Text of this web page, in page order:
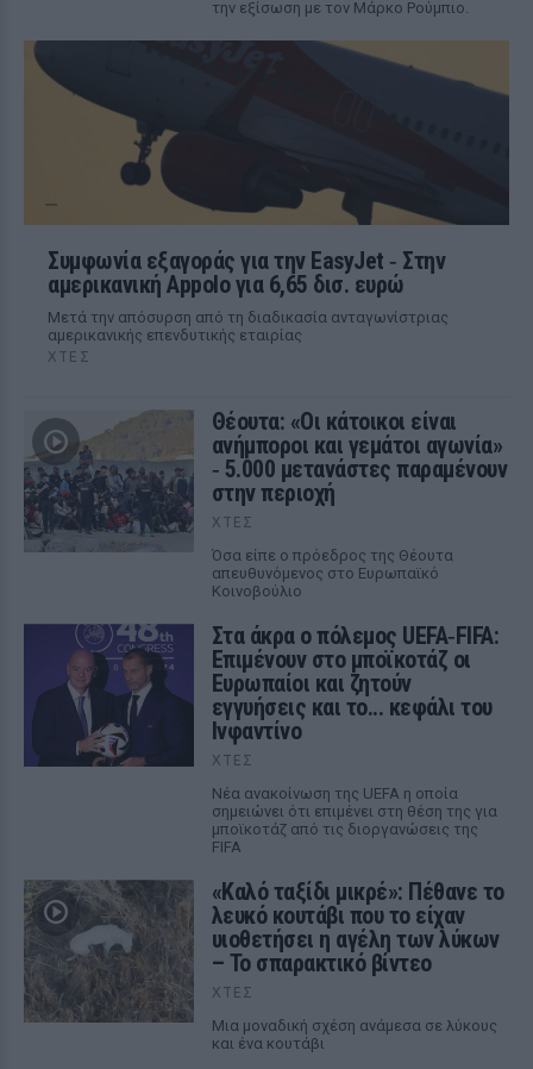
την εξίσωση με τον Μάρκο Ρούμπιο.
Συμφωνία εξαγοράς για την EasyJet ‑ Στην
αμερικανική Appolo για 6,65 δισ. ευρώ
Μετά την απόσυρση από τη διαδικασία ανταγωνίστριας
αμερικανικής επενδυτικής εταιρίας
ΧΤΕΣ
Θέουτα: «Οι κάτοικοι είναι
ανήμποροι και γεμάτοι αγωνία»
‑ 5.000 μετανάστες παραμένουν
στην περιοχή
ΧΤΕΣ
Όσα είπε ο πρόεδρος της Θέουτα
απευθυνόμενος στο Ευρωπαϊκό
Κοινοβούλιο
Στα άκρα ο πόλεμος UEFA‑FIFA:
Επιμένουν στο μποϊκοτάζ οι
Ευρωπαίοι και ζητούν
εγγυήσεις και το... κεφάλι του
Ινφαντίνο
ΧΤΕΣ
Νέα ανακοίνωση της UEFA η οποία
σημειώνει ότι επιμένει στη θέση της για
μποϊκοτάζ από τις διοργανώσεις της
FIFA
«Καλό ταξίδι μικρέ»: Πέθανε το
λευκό κουτάβι που το είχαν
υιοθετήσει η αγέλη των λύκων
– Το σπαρακτικό βίντεο
ΧΤΕΣ
Μια μοναδική σχέση ανάμεσα σε λύκους
και ένα κουτάβι